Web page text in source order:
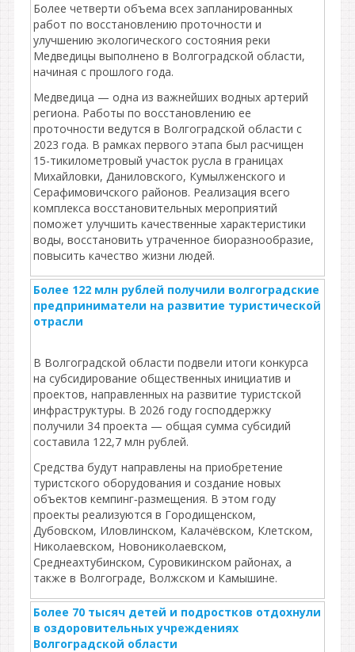
Более четверти объема всех запланированных
работ по восстановлению проточности и
улучшению экологического состояния реки
Медведицы выполнено в Волгоградской области,
начиная с прошлого года.
Медведица — одна из важнейших водных артерий
региона. Работы по восстановлению ее
проточности ведутся в Волгоградской области с
2023 года. В рамках первого этапа был расчищен
15-тикилометровый участок русла в границах
Михайловки, Даниловского, Кумылженского и
Серафимовичского районов. Реализация всего
комплекса восстановительных мероприятий
поможет улучшить качественные характеристики
воды, восстановить утраченное биоразнообразие,
повысить качество жизни людей.
Более 122 млн рублей получили волгоградские
предприниматели на развитие туристической
отрасли
В Волгоградской области подвели итоги конкурса
на субсидирование общественных инициатив и
проектов, направленных на развитие туристской
инфраструктуры. В 2026 году господдержку
получили 34 проекта — общая сумма субсидий
составила 122,7 млн рублей.
Средства будут направлены на приобретение
туристского оборудования и создание новых
объектов кемпинг‑размещения. В этом году
проекты реализуются в Городищенском,
Дубовском, Иловлинском, Калачёвском, Клетском,
Николаевском, Новониколаевском,
Среднеахтубинском, Суровикинском районах, а
также в Волгограде, Волжском и Камышине.
Более 70 тысяч детей и подростков отдохнули
в оздоровительных учреждениях
Волгоградской области